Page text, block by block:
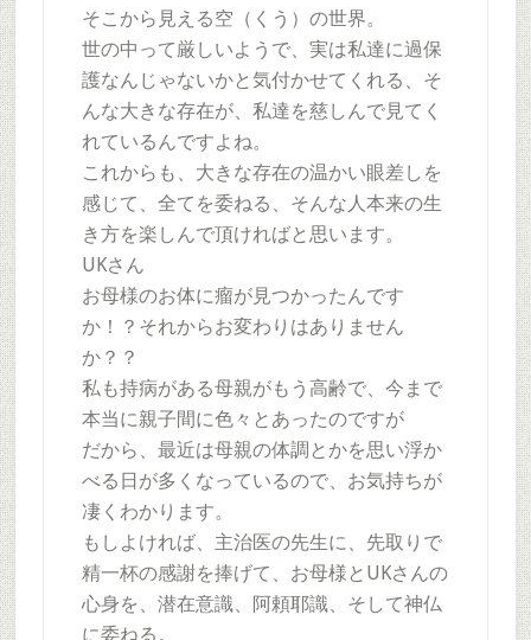
そこから見える空（くう）の世界。
世の中って厳しいようで、実は私達に過保
護なんじゃないかと気付かせてくれる、そ
んな大きな存在が、私達を慈しんで見てく
れているんですよね。
これからも、大きな存在の温かい眼差しを
感じて、全てを委ねる、そんな人本来の生
き方を楽しんで頂ければと思います。
UKさん
お母様のお体に瘤が見つかったんです
か！？それからお変わりはありません
か？？
私も持病がある母親がもう高齢で、今まで
本当に親子間に色々とあったのですが
だから、最近は母親の体調とかを思い浮か
べる日が多くなっているので、お気持ちが
凄くわかります。
もしよければ、主治医の先生に、先取りで
精一杯の感謝を捧げて、お母様とUKさんの
心身を、潜在意識、阿頼耶識、そして神仏
に委ねる。